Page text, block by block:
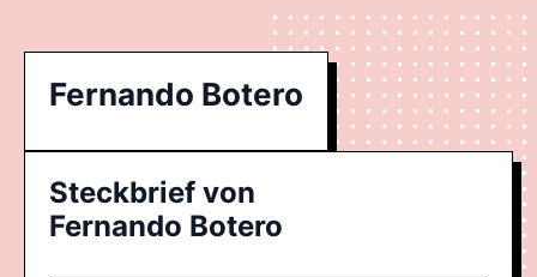
Fernando Botero
Steckbrief von
Fernando Botero